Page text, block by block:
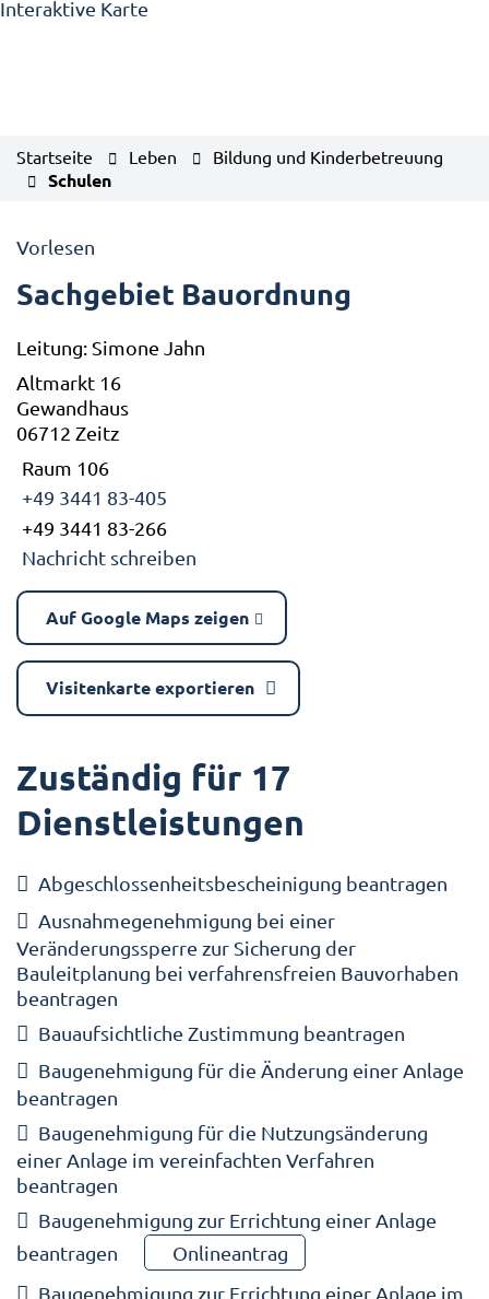
Interaktive Karte
Startseite Leben Bildung und Kinderbetreuung
Schulen
Vorlesen
Sachgebiet Bauordnung
Leitung: Simone Jahn
Altmarkt 16
Gewandhaus
06712 Zeitz
Raum 106
+49 3441 83-405
+49 3441 83-266
Nachricht schreiben
Auf Google Maps zeigen
Visitenkarte exportieren
Zuständig für 17
Dienstleistungen
Abgeschlossenheitsbescheinigung beantragen
Ausnahmegenehmigung bei einer
Veränderungssperre zur Sicherung der
Bauleitplanung bei verfahrensfreien Bauvorhaben
beantragen
Bauaufsichtliche Zustimmung beantragen
Baugenehmigung für die Änderung einer Anlage
beantragen
Baugenehmigung für die Nutzungsänderung
einer Anlage im vereinfachten Verfahren
beantragen
Baugenehmigung zur Errichtung einer Anlage
beantragen
Onlineantrag
Baugenehmigung zur Errichtung einer Anlage im